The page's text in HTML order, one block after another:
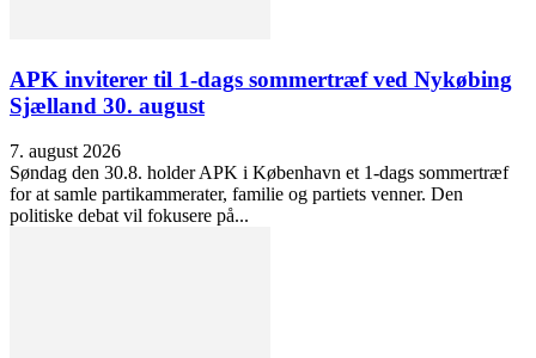
APK inviterer til 1-dags sommertræf ved Nykøbing
Sjælland 30. august
7. august 2026
Søndag den 30.8. holder APK i København et 1-dags sommertræf
for at samle partikammerater, familie og partiets venner. Den
politiske debat vil fokusere på...